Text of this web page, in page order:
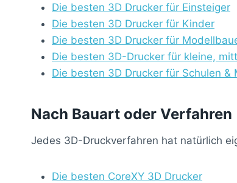
Die besten 3D Drucker für Einsteiger
Die besten 3D Drucker für Kinder
Die besten 3D Drucker für
Die besten 3D-Drucker für kleine,
Die besten 3D Drucker für Schulen &
Nach Bauart oder Verfahren
Jedes 3D-Druckverfahren hat natürlich
Die besten CoreXY 3D Drucker